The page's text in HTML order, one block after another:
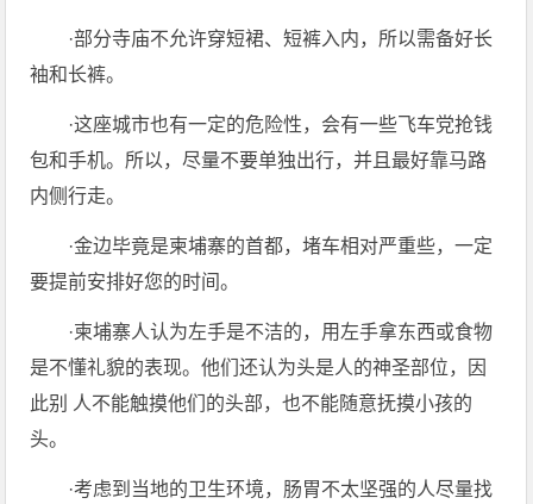
·部分寺庙不允许穿短裙、短裤入内，所以需备好长
袖和长裤。
·这座城市也有一定的危险性，会有一些飞车党抢钱
包和手机。所以，尽量不要单独出行，并且最好靠马路
内侧行走。
·金边毕竟是柬埔寨的首都，堵车相对严重些，一定
要提前安排好您的时间。
·柬埔寨人认为左手是不洁的，用左手拿东西或食物
是不懂礼貌的表现。他们还认为头是人的神圣部位，因
此别 人不能触摸他们的头部，也不能随意抚摸小孩的
头。
·考虑到当地的卫生环境，肠胃不太坚强的人尽量找